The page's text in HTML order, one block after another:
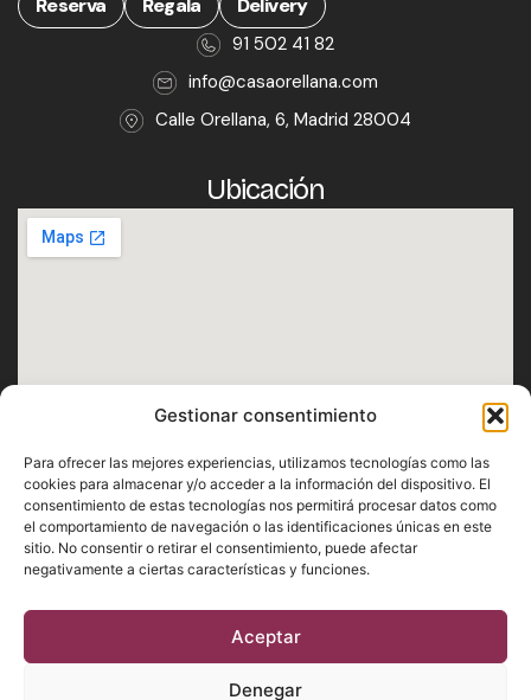
Gestionar consentimiento
Para ofrecer las mejores experiencias, utilizamos tecnologías como las
cookies para almacenar y/o acceder a la información del dispositivo. El
consentimiento de estas tecnologías nos permitirá procesar datos como
el comportamiento de navegación o las identificaciones únicas en este
sitio. No consentir o retirar el consentimiento, puede afectar
negativamente a ciertas características y funciones.
Aceptar
Denegar
Reserva Regala Delivery
91 502 41 82
info@casaorellana.com
Calle Orellana, 6, Madrid 28004
Ubicación
Horario
Lunes · Martes · Miércoles · Jueves · Domingo
De 12:30h a 1h
Viernes · Sábado
De 12:30h a 2h
Cookies